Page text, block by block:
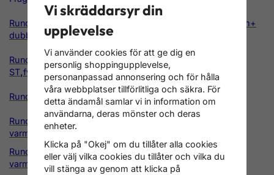
Rund isolerad 500L ackumulatortank ST
vvs15m+
dubbla tillopp/retur
Rund isolerad 500L ackumulatortank
ST,fvs9,5m + vvs15m+sol15m+ dubbla tillopp/retur
Rund isolerad 500L ackumulatortank ST med 1 eluttag
Rund isolerad 500L ackumulatortank ST med 120L
varmvattenberedare
Rund isolerad 500L ackumulatortank ST med 120L
varmvattenberedare +15m solslinga
Vi skräddarsyr din
upplevelse
Vi använder cookies för att ge dig en
personlig shoppingupplevelse,
personanpassad annonsering och för hålla
våra webbplatser tillförlitliga och säkra. För
detta ändamål samlar vi in information om
användarna, deras mönster och deras
enheter.
Klicka på "Okej" om du tillåter alla cookies
eller välj vilka cookies du tillåter och vilka du
vill stänga av genom att klicka på